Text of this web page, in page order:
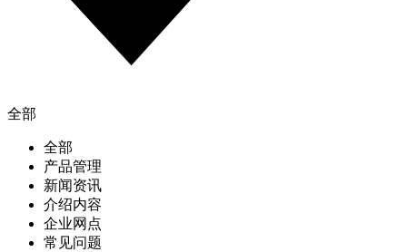
全部
全部
产品管理
新闻资讯
介绍内容
企业网点
常见问题